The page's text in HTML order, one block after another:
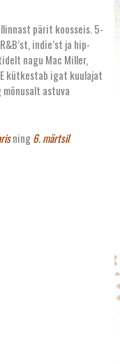
pärit koosseis. 5-
indie’st ja hip-
nagu Mac Miller,
kütkestab igat kuulajat
astuva
ning6. märtsil